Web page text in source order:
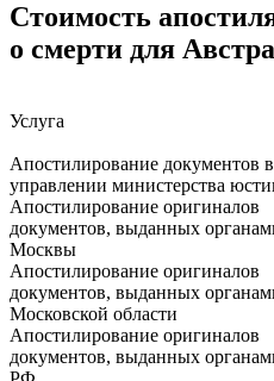
Стоимость
о смерти для
Услуга
Апостилирование документов
управлении министерства
Апостилирование оригиналов
документов, выданных
Москвы
Апостилирование оригиналов
документов, выданных
Московской области
Апостилирование оригиналов
документов, выданных